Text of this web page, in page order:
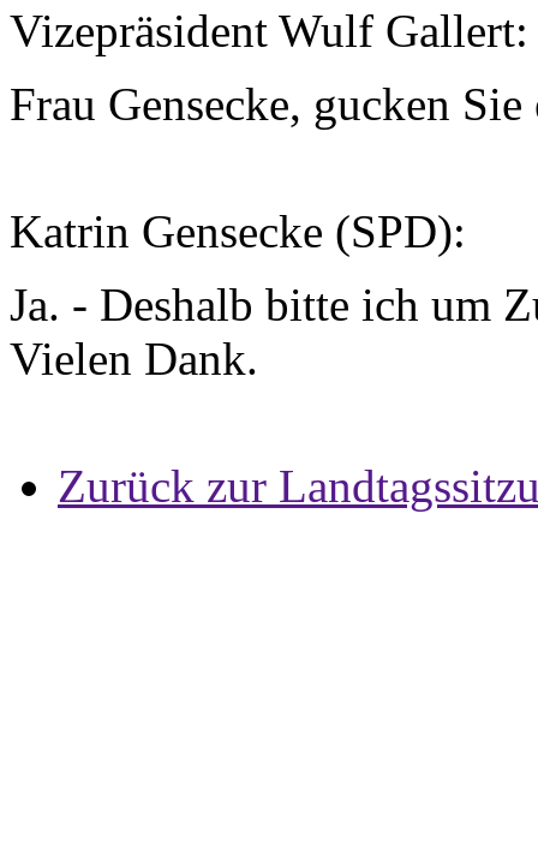
Vizepräsident Wulf Gallert:
Frau Gensecke, gucken
Katrin Gensecke (SPD):
Ja. - Deshalb bitte ich um
Vielen Dank.
Zurück zur